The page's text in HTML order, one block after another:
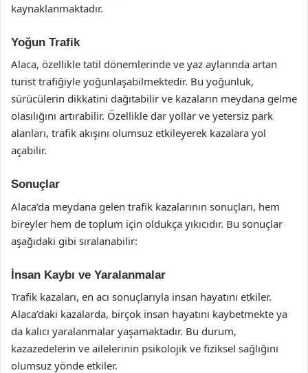
kaynaklanmaktadır.
Yoğun Trafik
Alaca, özellikle tatil dönemlerinde ve yaz aylarında artan
turist trafiğiyle yoğunlaşabilmektedir. Bu yoğunluk,
sürücülerin dikkatini dağıtabilir ve kazaların meydana gelme
olasılığını artırabilir. Özellikle dar yollar ve yetersiz park
alanları, trafik akışını olumsuz etkileyerek kazalara yol
açabilir.
Sonuçlar
Alaca’da meydana gelen trafik kazalarının sonuçları, hem
bireyler hem de toplum için oldukça yıkıcıdır. Bu sonuçlar
aşağıdaki gibi sıralanabilir:
İnsan Kaybı ve Yaralanmalar
Trafik kazaları, en acı sonuçlarıyla insan hayatını etkiler.
Alaca’daki kazalarda, birçok insan hayatını kaybetmekte ya
da kalıcı yaralanmalar yaşamaktadır. Bu durum,
kazazedelerin ve ailelerinin psikolojik ve fiziksel sağlığını
olumsuz yönde etkiler.